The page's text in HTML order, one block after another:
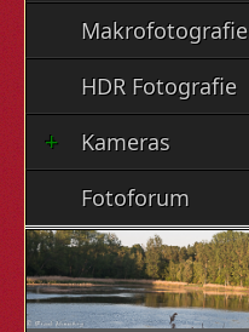
Makrofotografie
HDR Fotografie
Kameras
Fotoforum